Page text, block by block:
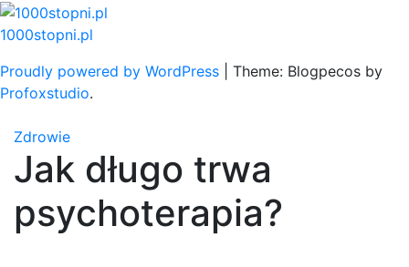
Skip
to
1000stopni.pl
Proudly powered by WordPress
Theme: Blogpecos by
Profoxstudio.
Zdrowie
Jak długo trwa
psychoterapia?